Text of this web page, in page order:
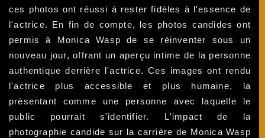
ces photos ont réussi à rester fidèles à l'essence de
l'actrice. En fin de compte, les photos candides ont
permis à Monica Wasp de se réinventer sous un
nouveau jour, offrant un aperçu intime de la personne
authentique derrière l'actrice. Ces images ont rendu
l'actrice plus accessible et plus humaine, la
présentant comme une personne avec laquelle le
public pourrait s'identifier. L'impact de la
photographie candide sur la carrière de Monica Wasp